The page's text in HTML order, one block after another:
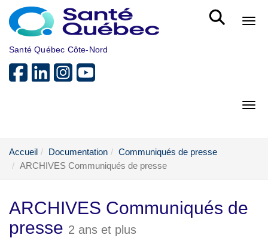
Aller au menu principal
Santé Québec Côte-Nord
Accueil Documentation
Communiqués de presse
ARCHIVES Communiqués de presse
ARCHIVES Communiqués de
presse 2 ans et plus